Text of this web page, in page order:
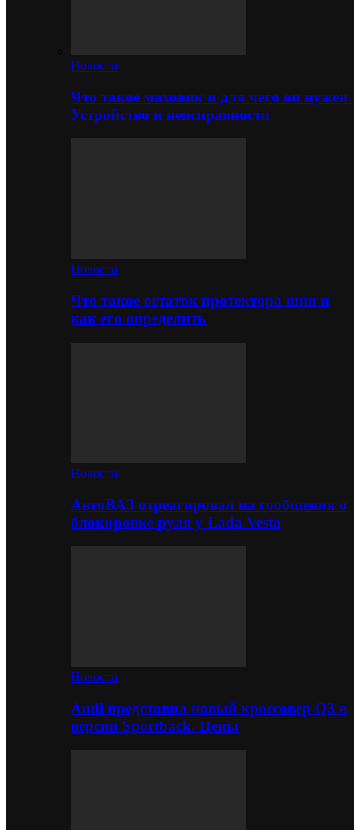
Новости
Что такое маховик и для чего он нужен.
Устройство и неисправности
Новости
Что такое остаток протектора шин и
как его определить
Новости
АвтоВАЗ отреагировал на сообщения о
блокировке руля у Lada Vesta
Новости
Audi представил новый кроссовер Q3 в
версии Sportback. Цены